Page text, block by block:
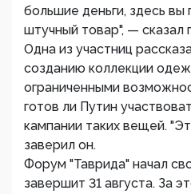
большие деньги, здесь
штучный товар", — сказал
Одна из участниц
созданию коллекции
ограниченными
готов ли Путин
кампании таких вещей.
заверил он.
Форум "Таврида" начал
завершит 31 августа. За